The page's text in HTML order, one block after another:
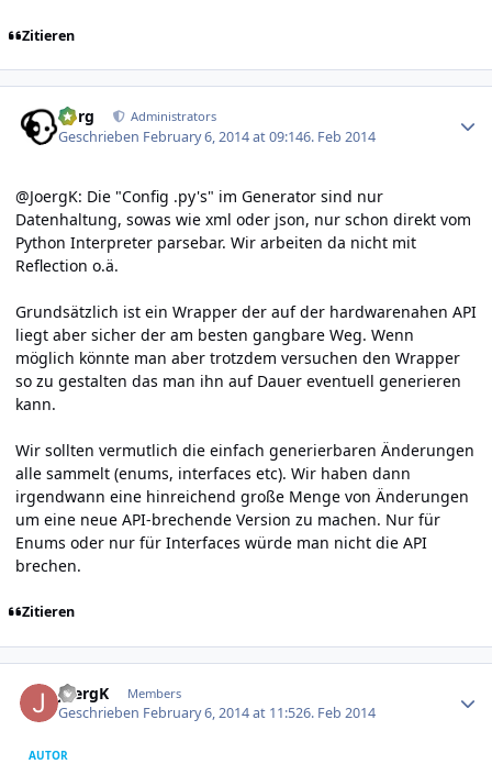
Zitieren
borg Administrators
Geschrieben February 6, 2014 at 09:146. Feb 2014
@JoergK: Die "Config .py's" im Generator sind nur
Datenhaltung, sowas wie xml oder json, nur schon direkt vom
Python Interpreter parsebar. Wir arbeiten da nicht mit
Reflection o.ä.
Grundsätzlich ist ein Wrapper der auf der hardwarenahen API
liegt aber sicher der am besten gangbare Weg. Wenn
möglich könnte man aber trotzdem versuchen den Wrapper
so zu gestalten das man ihn auf Dauer eventuell generieren
kann.
Wir sollten vermutlich die einfach generierbaren Änderungen
alle sammelt (enums, interfaces etc). Wir haben dann
irgendwann eine hinreichend große Menge von Änderungen
um eine neue API-brechende Version zu machen. Nur für
Enums oder nur für Interfaces würde man nicht die API
brechen.
Zitieren
JoergK Members
Geschrieben February 6, 2014 at 11:526. Feb 2014
AUTOR